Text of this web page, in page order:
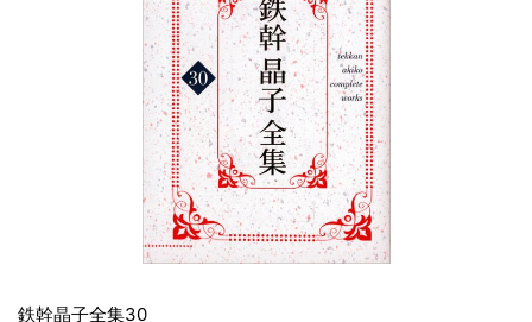
鉄幹晶子全集30